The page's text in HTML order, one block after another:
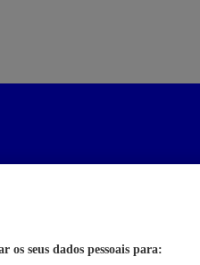
seus dados pessoais para: